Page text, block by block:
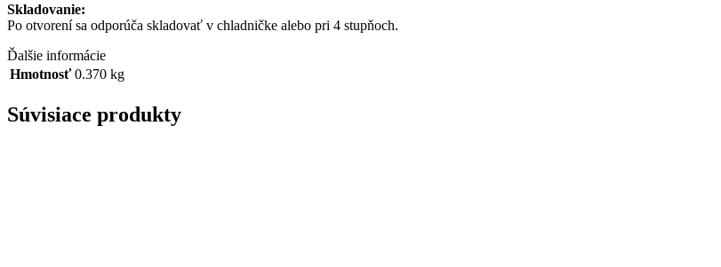
Skladovanie:
Po otvorení sa odporúča skladovať v chladničke alebo pri 4 stupňoch.
Ďalšie informácie
Hmotnosť 0.370 kg
Súvisiace produkty